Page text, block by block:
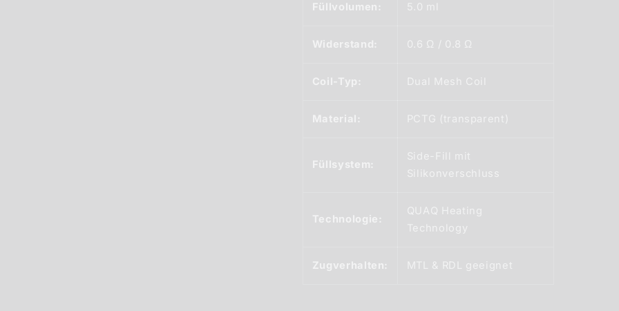
Füllvolumen: 5.0 ml
Widerstand: 0.6 Ω / 0.8 Ω
Coil-Typ: Dual Mesh Coil
Material: PCTG (transparent)
Füllsystem:
Side-Fill mit
Silikonverschluss
Technologie:
QUAQ Heating
Technology
Zugverhalten: MTL & RDL geeignet